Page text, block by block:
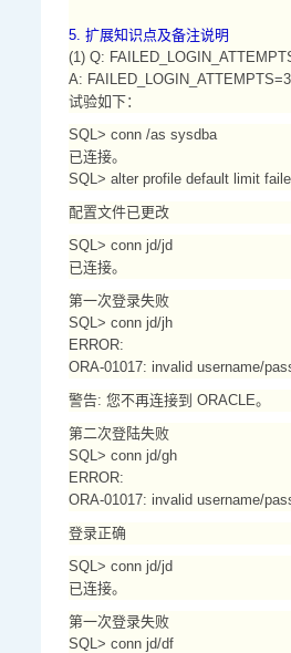
5. 扩展知识点及备注说明
(1) Q:
A:
试验如下：
SQL> conn /as sysdba
已连接。
SQL> alter profile default limit
配置文件已更改
SQL> conn jd/jd
已连接。
第一次登录失败
SQL> conn jd/jh
ERROR:
ORA-01017: invalid username/
警告: 您不再连接到 ORACLE。
第二次登陆失败
SQL> conn jd/gh
ERROR:
ORA-01017: invalid username/
登录正确
SQL> conn jd/jd
已连接。
第一次登录失败
SQL> conn jd/df